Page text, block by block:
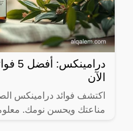
الآن
اكتشف فوائد درامينكس
مناعتك ويحسن نومك.